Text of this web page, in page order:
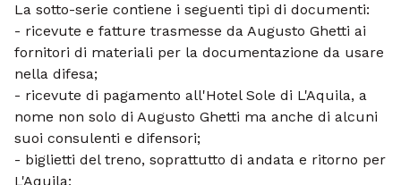
La sotto-serie contiene i seguenti tipi di documenti:
- ricevute e fatture trasmesse da Augusto Ghetti ai
fornitori di materiali per la documentazione da usare
nella difesa;
- ricevute di pagamento all'Hotel Sole di L'Aquila, a
nome non solo di Augusto Ghetti ma anche di alcuni
suoi consulenti e difensori;
- biglietti del treno, soprattutto di andata e ritorno per
L'Aquila;